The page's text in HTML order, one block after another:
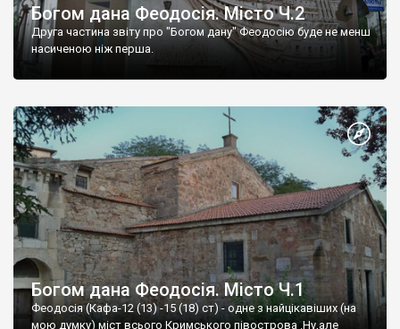
Богом дана Феодосія. Місто Ч.2
Друга частина звіту про "Богом дану" Феодосію буде не менш
насиченою ніж перша.
Богом дана Феодосія. Місто Ч.1
Феодосія (Кафа-12 (13) -15 (18) ст) - одне з найцікавіших (на
мою думку) міст всього Кримського півострова .Ну,але